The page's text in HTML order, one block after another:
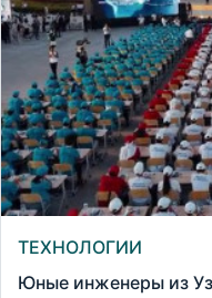
ТЕХНОЛОГИИ
Юные инженеры из